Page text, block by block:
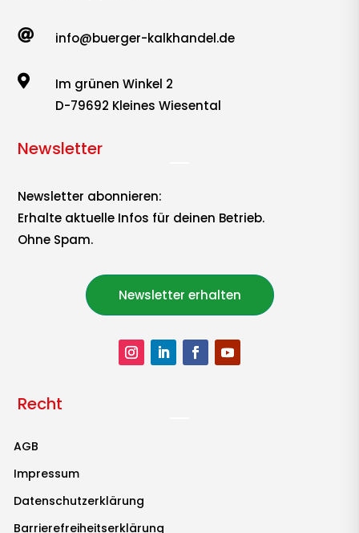
 info@buerger-kalkhandel.de

Im grünen Winkel 2
D-79692 Kleines Wiesental
Newsletter
Newsletter abonnieren:
Erhalte aktuelle Infos für deinen Betrieb.
Ohne Spam.
Newsletter erhalten
Recht
AGB
Impressum
Datenschutzerklärung
Barrierefreiheitserklärung